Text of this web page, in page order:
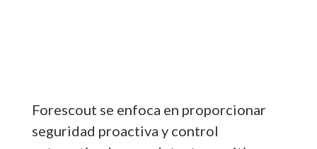
Forescout se enfoca en proporcionar
seguridad proactiva y control